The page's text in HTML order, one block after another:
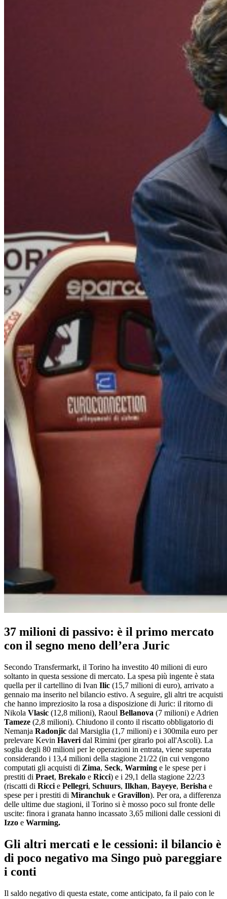
37 milioni di passivo: è il primo mercato
con il segno meno dell’era Juric
Secondo Transfermarkt, il Torino ha investito 40 milioni di euro
soltanto in questa sessione di mercato. La spesa più ingente è stata
quella per il cartellino di Ivan Ilic (15,7 milioni di euro), arrivato a
gennaio ma inserito nel bilancio estivo. A seguire, gli altri tre acquisti
che hanno impreziosito la rosa a disposizione di Juric: il ritorno di
Nikola Vlasic (12,8 milioni), Raoul Bellanova (7 milioni) e Adrien
Tameze (2,8 milioni). Chiudono il conto il riscatto obbligatorio di
Nemanja Radonjic dal Marsiglia (1,7 milioni) e i 300mila euro per
prelevare Kevin Haveri dal Rimini (per girarlo poi all'Ascoli). La
soglia degli 80 milioni per le operazioni in entrata, viene superata
considerando i 13,4 milioni della stagione 21/22 (in cui vengono
computati gli acquisti di Zima, Seck, Warming e le spese per i
prestiti di Praet, Brekalo e Ricci) e i 29,1 della stagione 22/23
(riscatti di Ricci e Pellegri, Schuurs, Ilkhan, Bayeye, Berisha e
spese per i prestiti di Miranchuk e Gravillon). Per ora, a differenza
delle ultime due stagioni, il Torino si è mosso poco sul fronte delle
uscite: finora i granata hanno incassato 3,65 milioni dalle cessioni di
Izzo e Warming.
Gli altri mercati e le cessioni: il bilancio è
di poco negativo ma Singo può pareggiare
i conti
Il saldo negativo di questa estate, come anticipato, fa il paio con le